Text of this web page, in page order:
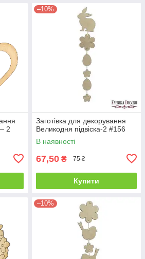
2
–10%
Заготівка для декорування
Великодня підвіска-2 #156
В наявності
67,50 ₴ 75 ₴
Купити
–10%